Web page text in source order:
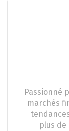
Passionné
marchés
plus de